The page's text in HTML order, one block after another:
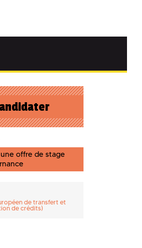
offre de stage
de transfert et
de crédits)